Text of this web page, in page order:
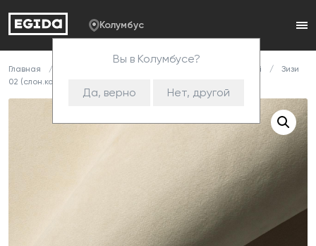
Колумбус
Вы в Колумбусе?
Да, верно Нет, другой
Главная Diamond & Zizi
Зизи
02 (слон.кость)